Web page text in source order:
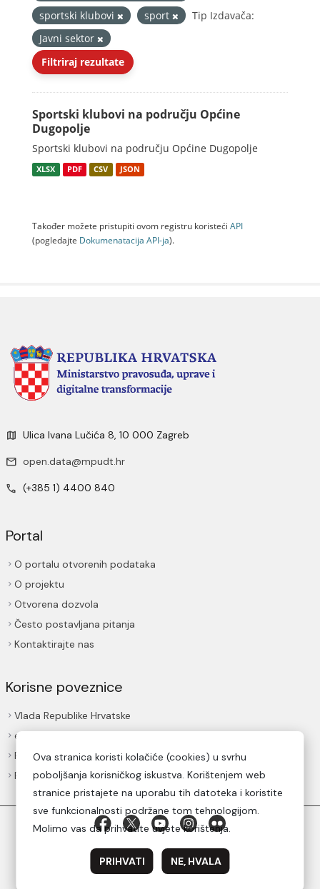
sportski klubovi
sport
Tip Izdavača:
Javni sektor
Filtriraj rezultate
Sportski klubovi na području Općine
Dugopolje
Sportski klubovi na području Općine Dugopolje
XLSX PDF CSV JSON
Također možete pristupiti ovom registru koristeći API
(pogledajte Dokumenаtаcijа API-jа).